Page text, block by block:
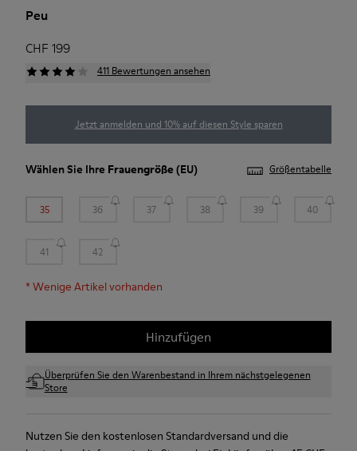
Peu
CHF 199
411 Bewertungen ansehen
Jetzt anmelden und 10% auf diesen Style sparen
Wählen Sie Ihre Frauengröße (EU) Größentabelle
35 36 37 38 39 40
41 42
*Wenige Artikel vorhanden
Hinzufügen
Überprüfen Sie den Warenbestand in Ihrem nächstgelegenen
Store
Nutzen Sie den kostenlosen Standardversand und die